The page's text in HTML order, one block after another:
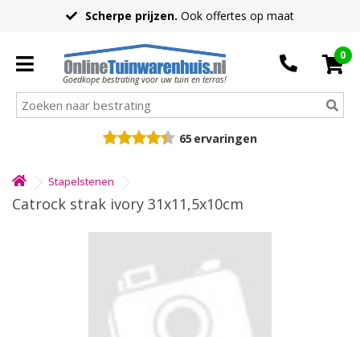
Scherpe prijzen. Ook offertes op maat
Goedkope bestrating voor uw tuin en terras!
0
65 ervaringen
Stapelstenen
Catrock strak ivory 31x11,5x10cm